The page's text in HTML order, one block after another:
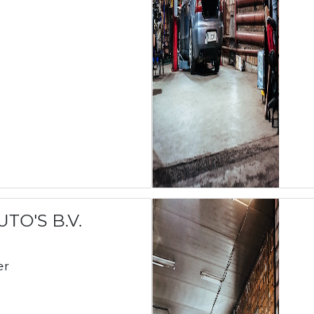
B.V.